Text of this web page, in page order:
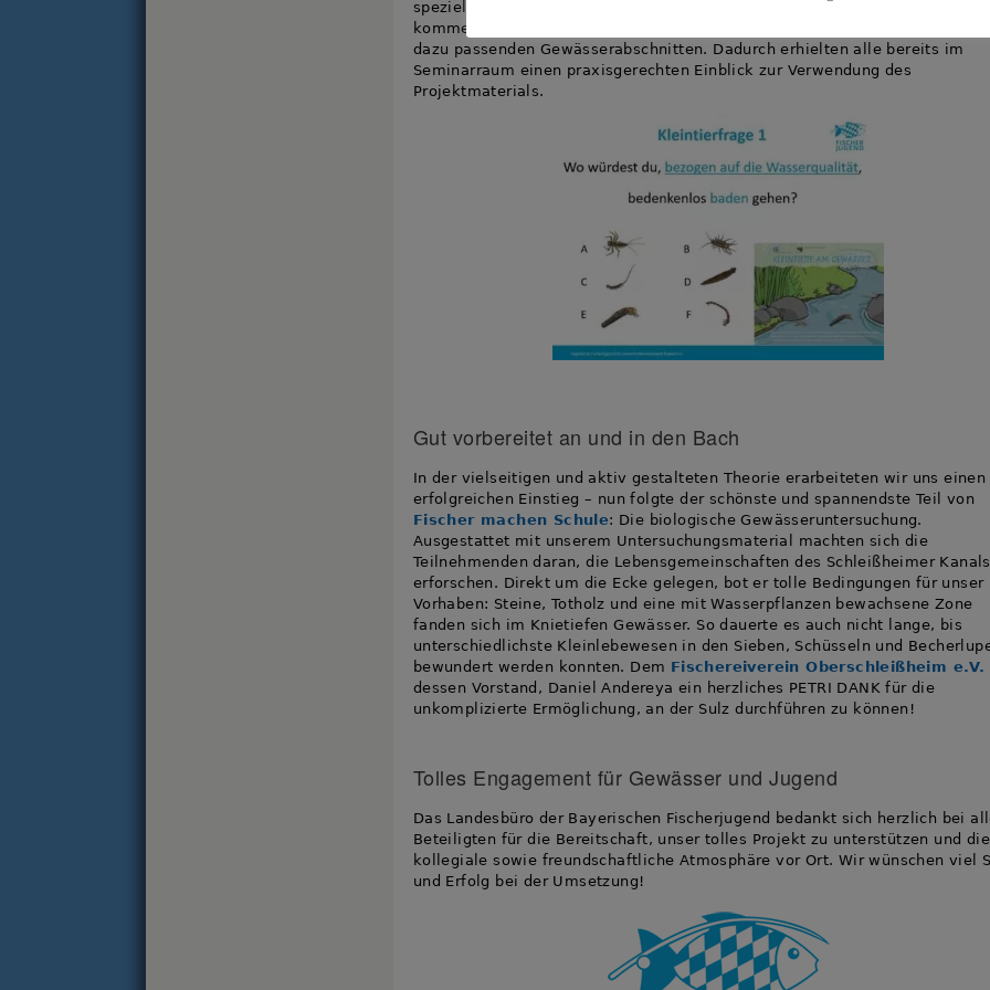
speziell mit den Kleintierkarten vertraut machten. Hierfür bearbeiteten
kommenden Multiplikatoren ein paar Fragen zu unseren Kleintieren und den
dazu passenden Gewässerabschnitten. Dadurch erhielten alle bereits im
Seminarraum einen praxisgerechten Einblick zur Verwendung des
Projektmaterials.
Gut vorbereitet an und in den Bach
In der vielseitigen und aktiv gestalteten Theorie erarbeiteten wir uns einen
erfolgreichen Einstieg – nun folgte der schönste und spannendste Teil von
Fischer machen Schule: Die biologische Gewässeruntersuchung.
Ausgestattet mit unserem Untersuchungsmaterial machten sich die
Teilnehmenden daran, die Lebensgemeinschaften des Schleißheimer
erforschen. Direkt um die Ecke gelegen, bot er tolle Bedingungen für unser
Vorhaben: Steine, Totholz und eine mit Wasserpflanzen bewachsene Zone
fanden sich im Knietiefen Gewässer. So dauerte es auch nicht lange, bis
unterschiedlichste Kleinlebewesen in den Sieben, Schüsseln und
bewundert werden konnten. Dem Fischereiverein Oberschleißheim e.V.
dessen Vorstand, Daniel Andereya ein herzliches PETRI DANK für die
unkomplizierte Ermöglichung, an der Sulz durchführen zu können!
Tolles Engagement für Gewässer und Jugend
Das Landesbüro der Bayerischen Fischerjugend bedankt sich herzlich bei
Beteiligten für die Bereitschaft, unser tolles Projekt zu unterstützen und die
kollegiale sowie freundschaftliche Atmosphäre vor Ort. Wir wünschen viel
und Erfolg bei der Umsetzung!